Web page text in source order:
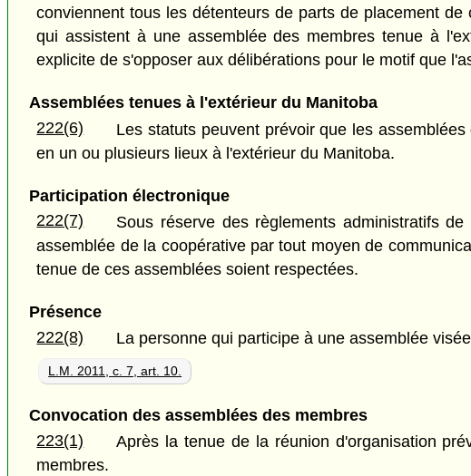
conviennent tous les détenteurs de parts de placement
qui assistent à une assemblée des membres tenue à
explicite de s'opposer aux délibérations pour le motif que
Assemblées tenues à l'extérieur du Manitoba
222(6)
Les statuts peuvent prévoir que les
en un ou plusieurs lieux à l'extérieur du Manitoba.
Participation électronique
222(7)
Sous réserve des règlements administratifs
assemblée de la coopérative par tout moyen de
tenue de ces assemblées soient respectées.
Présence
222(8)
La personne qui participe à une assemblée
L.M. 2011, c. 7, art. 10.
Convocation des assemblées des membres
223(1)
Après la tenue de la réunion d'organisation
membres.